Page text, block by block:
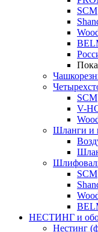
SCM
SCM
V-
Шланги и
SCM
НЕСТИНГ и
Нестинг